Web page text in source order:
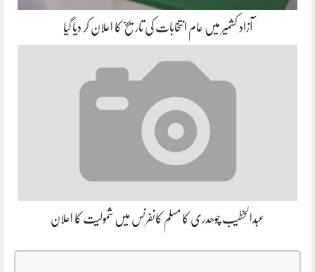
آزاد کشمیر میں عام انتخابات کی تاریخ کا اعلان کر دیا گیا
عبدالخطیب چوھدری کا مسلم کانفرنس میں شمولیت کا اعلان